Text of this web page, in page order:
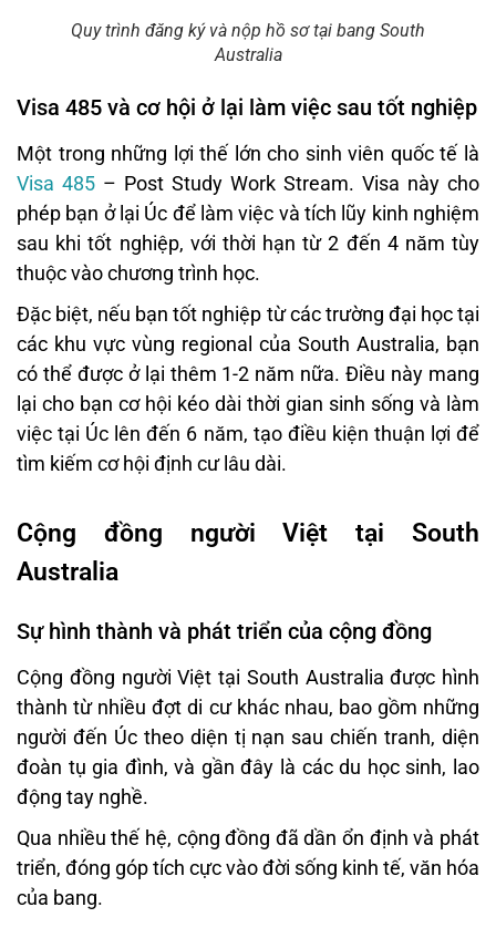
Quy trình đăng ký và nộp hồ sơ tại bang South
Australia
Visa 485 và cơ hội ở lại làm việc sau tốt nghiệp
Một trong những lợi thế lớn cho sinh viên quốc tế là
Visa 485 – Post Study Work Stream. Visa này cho
phép bạn ở lại Úc để làm việc và tích lũy kinh nghiệm
sau khi tốt nghiệp, với thời hạn từ 2 đến 4 năm tùy
thuộc vào chương trình học.
Đặc biệt, nếu bạn tốt nghiệp từ các trường đại học tại
các khu vực vùng regional của South Australia, bạn
có thể được ở lại thêm 1-2 năm nữa. Điều này mang
lại cho bạn cơ hội kéo dài thời gian sinh sống và làm
việc tại Úc lên đến 6 năm, tạo điều kiện thuận lợi để
tìm kiếm cơ hội định cư lâu dài.
Cộng đồng người Việt tại South
Australia
Sự hình thành và phát triển của cộng đồng
Cộng đồng người Việt tại South Australia được hình
thành từ nhiều đợt di cư khác nhau, bao gồm những
người đến Úc theo diện tị nạn sau chiến tranh, diện
đoàn tụ gia đình, và gần đây là các du học sinh, lao
động tay nghề.
Qua nhiều thế hệ, cộng đồng đã dần ổn định và phát
triển, đóng góp tích cực vào đời sống kinh tế, văn hóa
của bang.